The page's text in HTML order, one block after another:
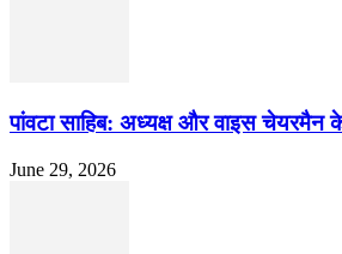
पांवटा साहिब: अध्यक्ष और वाइस चेयरमैन
June 29, 2026